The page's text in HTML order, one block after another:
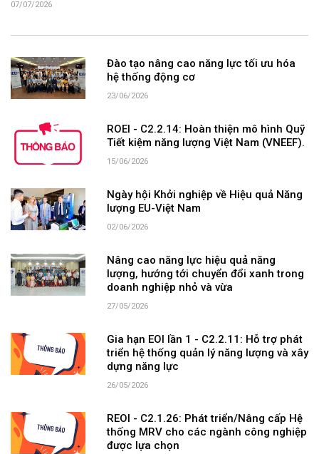
07/07/2026
Đào tạo nâng cao năng lực tối ưu hóa
hệ thống động cơ
23/06/2026
ROEI - C2.2.14: Hoàn thiện mô hình Quỹ
Tiết kiệm năng lượng Việt Nam (VNEEF).
15/06/2026
Ngày hội Khởi nghiệp về Hiệu quả Năng
lượng EU-Việt Nam
02/06/2026
Nâng cao năng lực hiệu quả năng
lượng, hướng tới chuyển đổi xanh trong
doanh nghiệp nhỏ và vừa
27/05/2026
Gia hạn EOI lần 1 - C2.2.11: Hỗ trợ phát
triển hệ thống quản lý năng lượng và xây
dựng năng lực
26/05/2026
REOI - C2.1.26: Phát triển/Nâng cấp Hệ
thống MRV cho các ngành công nghiệp
được lựa chọn